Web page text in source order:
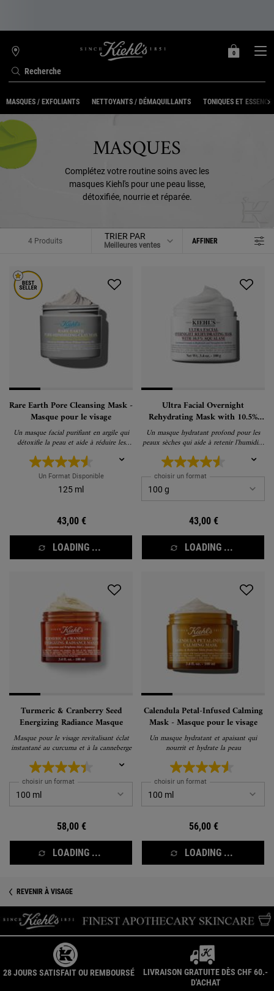
Recherche
TROUVER
UNE
BOUTIQUE
MON
0
0 PRODUIT
MASQUES / EXFOLIANTS NETTOYANTS / DÉMAQUILLANTS TONIQUES ET
MASQUES
Complétez votre routine soins avec les
masques Kiehl's pour une peau lisse,
détoxifiée, nourrie et réparée.
4 Produits TRIER PAR AFFINER
MENU DE FILTRAGE
Rare Earth Pore Cleansing Mask -
Masque pour le visage
Un masque facial purifiant en argile qui
détoxifie la peau et aide à réduire les
pores.
Un Format Disponible
125 ml
43,00 €
LOADING ...
Ultra Facial Overnight
Rehydrating Mask with 10.5%
Squalane - Masque pour le visage
Un masque hydratant profond pour les
peaux sèches qui aide à retenir l'humidité
pendant la nuit, à stabiliser la barrière
d'hydratation de la peau et à traiter les
peaux sèches, tiraillées et squameuses
choisir un format
43,00 €
LOADING ...
Turmeric & Cranberry Seed
Energizing Radiance Masque
Masque pour le visage revitalisant éclat
instantané au curcuma et à la canneberge
choisir un format
58,00 €
LOADING ...
Calendula Petal-Infused Calming
Mask - Masque pour le visage
Un masque hydratant et apaisant qui
nourrit et hydrate la peau
choisir un format
56,00 €
LOADING ...
REVENIR À VISAGE
28 JOURS SATISFAIT OU REMBOURSÉ
LIVRAISON GRATUITE DÈS CHF 60.-
D'ACHAT